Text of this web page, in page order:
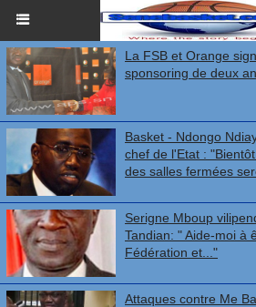
La FSB et Orange
sponsoring de deux
Basket - Ndongo
chef de l'Etat :
des salles fermées
Serigne Mboup
Tandian: " Aide-moi à
Fédération et..."
Attaques contre Me